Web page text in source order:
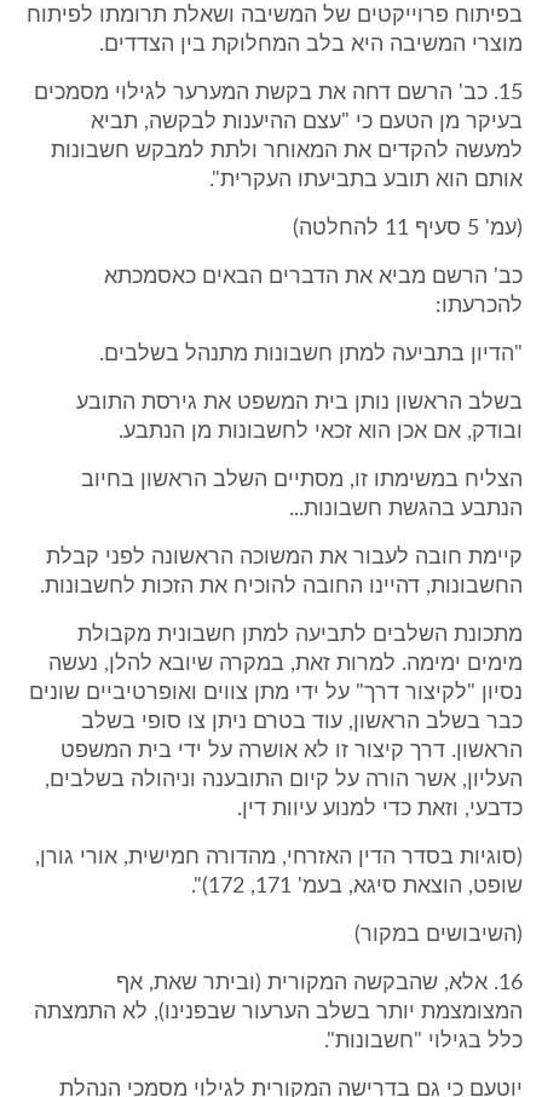
בפיתוח פרוייקטים של המשיבה ושאלת תרומתו לפיתוח
מוצרי המשיבה היא בלב המחלוקת בין הצדדים.
15. כב' הרשם דחה את בקשת המערער לגילוי מסמכים
בעיקר מן הטעם כי "עצם ההיענות לבקשה, תביא
למעשה להקדים את המאוחר ולתת למבקש חשבונות
אותם הוא תובע בתביעתו העקרית".
(עמ' 5 סעיף 11 להחלטה)
כב' הרשם מביא את הדברים הבאים כאסמכתא
להכרעתו:
"הדיון בתביעה למתן חשבונות מתנהל בשלבים.
בשלב הראשון נותן בית המשפט את גירסת התובע
ובודק, אם אכן הוא זכאי לחשבונות מן הנתבע.
הצליח במשימתו זו, מסתיים השלב הראשון בחיוב
הנתבע בהגשת חשבונות...
קיימת חובה לעבור את המשוכה הראשונה לפני קבלת
החשבונות, דהיינו החובה להוכיח את הזכות לחשבונות.
מתכונת השלבים לתביעה למתן חשבונית מקבולת
מימים ימימה. למרות זאת, במקרה שיובא להלן, נעשה
נסיון "לקיצור דרך" על ידי מתן צווים ואופרטיביים שונים
כבר בשלב הראשון, עוד בטרם ניתן צו סופי בשלב
הראשון. דרך קיצור זו לא אושרה על ידי בית המשפט
העליון, אשר הורה על קיום התובענה וניהולה בשלבים,
כדבעי, וזאת כדי למנוע עיוות דין.
(סוגיות בסדר הדין האזרחי, מהדורה חמישית, אורי גורן,
שופט, הוצאת סיגא, בעמ' 171, 172)".
(השיבושים במקור)
16. אלא, שהבקשה המקורית (וביתר שאת, אף
המצומצמת יותר בשלב הערעור שבפנינו), לא התמצתה
כלל בגילוי "חשבונות".
יוטעם כי גם בדרישה המקורית לגילוי מסמכי הנהלת